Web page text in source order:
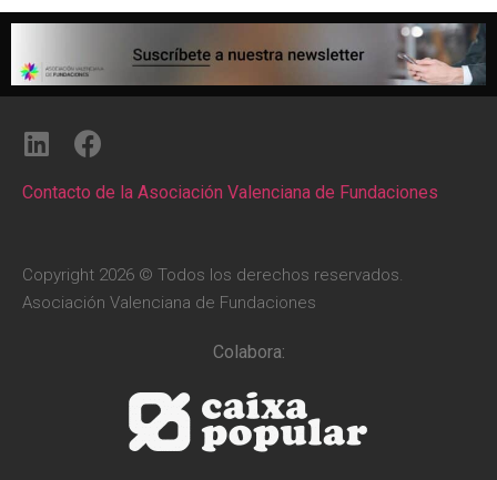
Contacto de la Asociación Valenciana de Fundaciones
Copyright 2026 © Todos los derechos reservados.
Asociación Valenciana de Fundaciones
Colabora: